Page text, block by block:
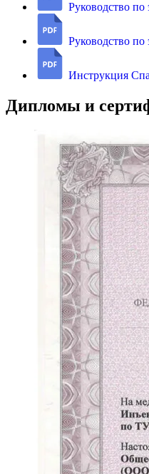
Руководство
Руководство
Инструкция
Дипломы и